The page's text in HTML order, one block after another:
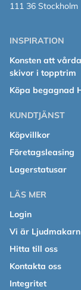
111 36 Stockholm
INSPIRATION
Konsten att
skivor i topptrim
Köpa begagnad
KUNDTJÄNST
Köpvillkor
Företagsleasing
Lagerstatusar
LÄS MER
Login
Vi är Ljudmakarn
Hitta till oss
Kontakta oss
Integritet